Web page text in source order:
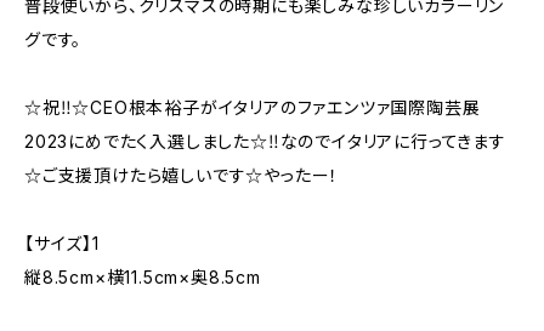
普段使いから、クリスマスの時期にも楽しみな珍しいカラーリン
グです。
☆祝‼︎☆CEO根本裕子がイタリアのファエンツァ国際陶芸展
2023にめでたく入選しました☆‼︎なのでイタリアに行ってきます
☆ご支援頂けたら嬉しいです☆やったー！
【サイズ】1
縦8.5cm×横11.5cm×奥8.5cm